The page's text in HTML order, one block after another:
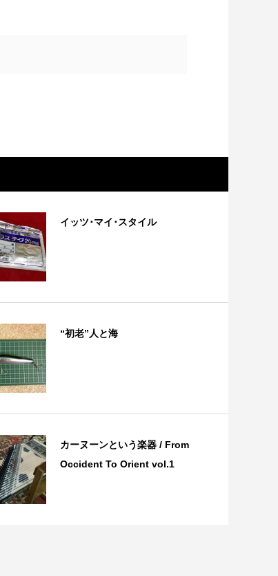
イッツ･マイ･スタイル
“初老”人と海
カーヌーンという楽器 / From
Occident To Orient vol.1
ー ～設定出オチのわけわから
の女」～